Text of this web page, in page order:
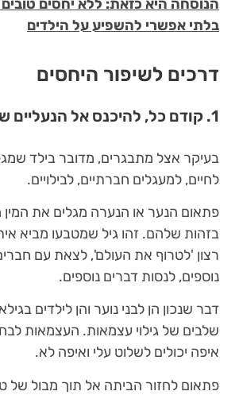
הנוסחה היא כזאת: ללא יחסים
בלתי אפשרי להשפיע על הילדים
דרכים לשיפור היחסים
1. קודם כל, להיכנס אל הנעליים שלהם
בעיקר אצל מתבגרים, מדובר בילד
לחיים, למעגלים חברתיים, לבילויים.
פתאום הנער או הנערה מגלים את
בזהות שלהם. זהו גיל שמטבעו מביא
רצון 'לטרוף את העולם', לצאת עם
נוספים, לנסות דברים נוספים.
דבר שנכון הן לבני נוער והן לילדים
שלבים של גילוי עצמאות. העצמאות
איפה יכולים לשלוט עלי ואיפה לא.
פתאום לחזור הביתה אל תוך מבול של